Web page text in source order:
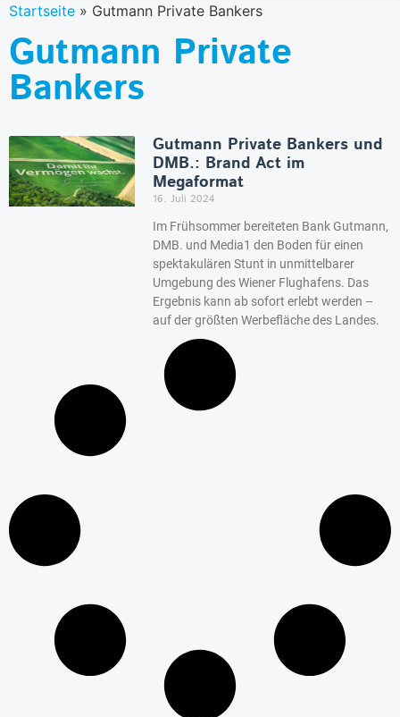
Startseite » Gutmann Private Bankers
Gutmann Private
Bankers
Gutmann Private Bankers und
DMB.: Brand Act im
Megaformat
16. Juli 2024
Im Frühsommer bereiteten Bank Gutmann,
DMB. und Media1 den Boden für einen
spektakulären Stunt in unmittelbarer
Umgebung des Wiener Flughafens. Das
Ergebnis kann ab sofort erlebt werden –
auf der größten Werbefläche des Landes.